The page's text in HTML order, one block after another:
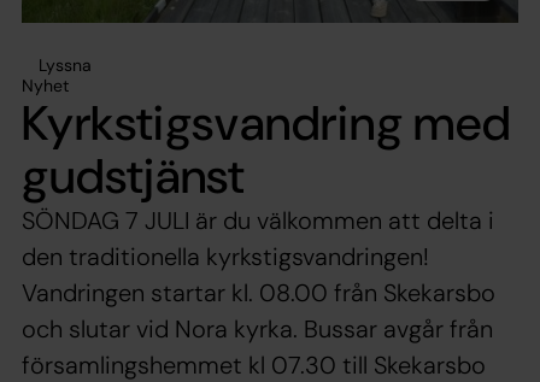
Lyssna
Nyhet
Kyrkstigsvandring med
gudstjänst
SÖNDAG 7 JULI är du välkommen att delta i
den traditionella kyrkstigsvandringen!
Vandringen startar kl. 08.00 från Skekarsbo
och slutar vid Nora kyrka. Bussar avgår från
församlingshemmet kl 07.30 till Skekarsbo